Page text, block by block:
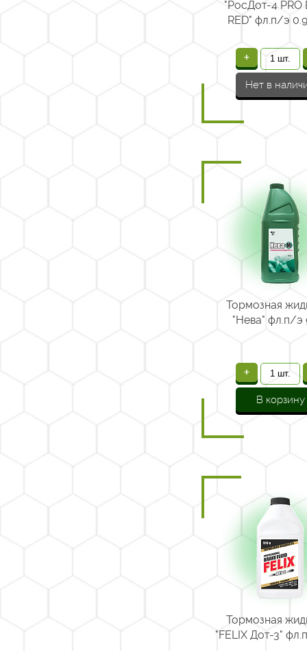
"РосДот-4 PRO
RED" фл.п/э
+
Нет в
Тормозная
"Нева" фл.п/э
+
В корзину
Тормозная
"FELIX Дот-3"